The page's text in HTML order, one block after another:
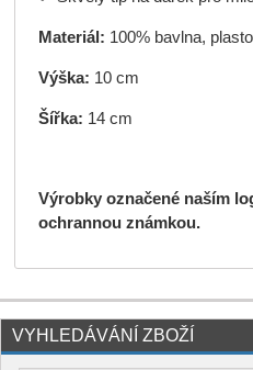
Materiál: 100% bavlna,
Výška: 10 cm
Šířka: 14 cm
Výrobky označené naším
ochrannou známkou.
VYHLEDÁVÁNÍ ZBOŽÍ